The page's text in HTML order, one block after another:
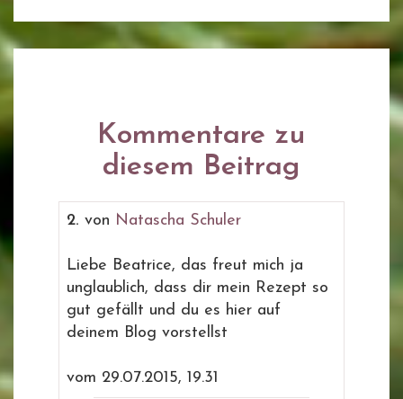
Kommentare zu
diesem Beitrag
2. von Natascha Schuler
Liebe Beatrice, das freut mich ja
unglaublich, dass dir mein Rezept so
gut gefällt und du es hier auf
deinem Blog vorstellst
vom 29.07.2015, 19.31